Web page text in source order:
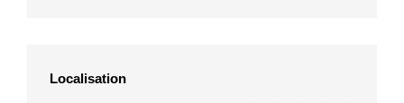
Localisation